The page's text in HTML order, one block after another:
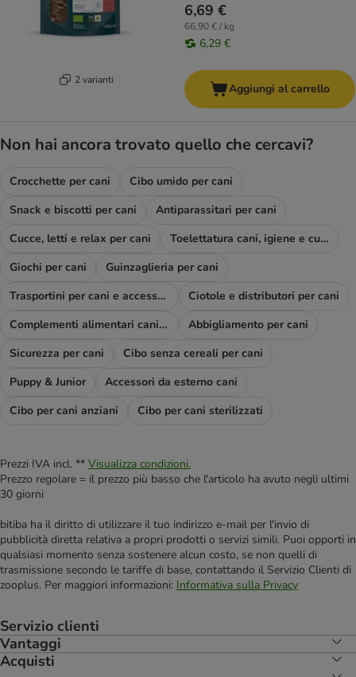
2 varianti
6,69 €
66,90 € / kg
6,29 €
Aggiungi al carrello
Non hai ancora trovato quello che cercavi?
Crocchette per cani
Cibo umido per cani
Snack e biscotti per cani
Antiparassitari per cani
Cucce, letti e relax per cani
Toelettatura cani, igiene e cura
Giochi per cani
Guinzaglieria per cani
Trasportini per cani e accessori viaggio
Ciotole e distributori per cani
Complementi alimentari cani e diete
Abbigliamento per cani
Sicurezza per cani
Cibo senza cereali per cani
Puppy & Junior
Accessori da esterno cani
Cibo per cani anziani
Cibo per cani sterilizzati
Prezzi IVA incl. ** Visualizza condizioni.
Prezzo regolare = il prezzo più basso che l'articolo ha avuto negli ultimi
30 giorni
bitiba ha il diritto di utilizzare il tuo indirizzo e-mail per l'invio di
pubblicità diretta relativa a propri prodotti o servizi simili. Puoi opporti in
qualsiasi momento senza sostenere alcun costo, se non quelli di
trasmissione secondo le tariffe di base, contattando il Servizio Clienti di
zooplus. Per maggiori informazioni: Informativa sulla Privacy
Servizio clienti
Vantaggi
Acquisti